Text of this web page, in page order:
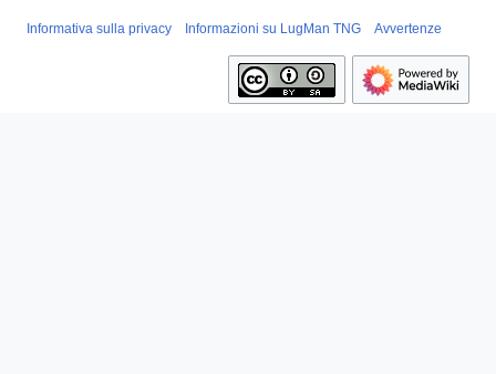
Informativa sulla privacy Informazioni su LugMan TNG Avvertenze